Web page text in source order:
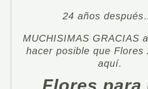
24 años
MUCHISIMAS GRACIAS
hacer posible que Flores
aquí.